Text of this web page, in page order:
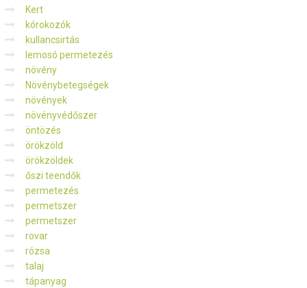
Kert
kórokozók
kullancsirtás
lemosó permetezés
növény
Növénybetegségek
növények
növényvédőszer
öntözés
örökzöld
örökzöldek
őszi teendők
permetezés
permetszer
permetszer
rovar
rózsa
talaj
tápanyag